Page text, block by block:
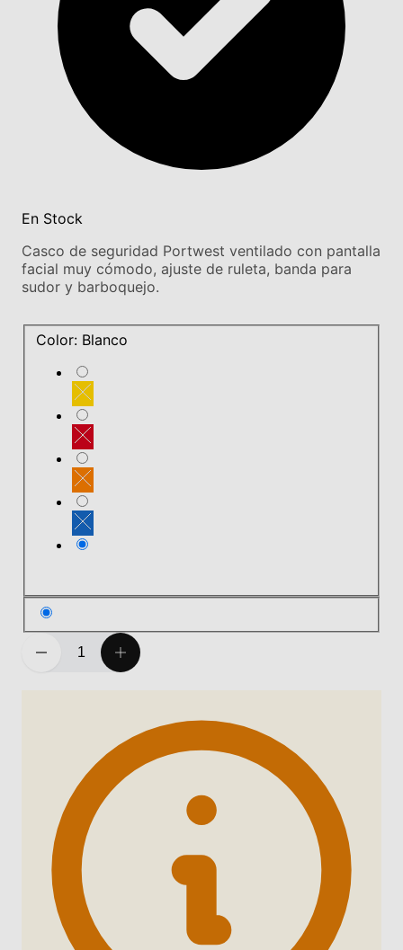
En Stock
Casco de seguridad Portwest ventilado con pantalla
facial muy cómodo, ajuste de ruleta, banda para
sudor y barboquejo.
Color: Blanco